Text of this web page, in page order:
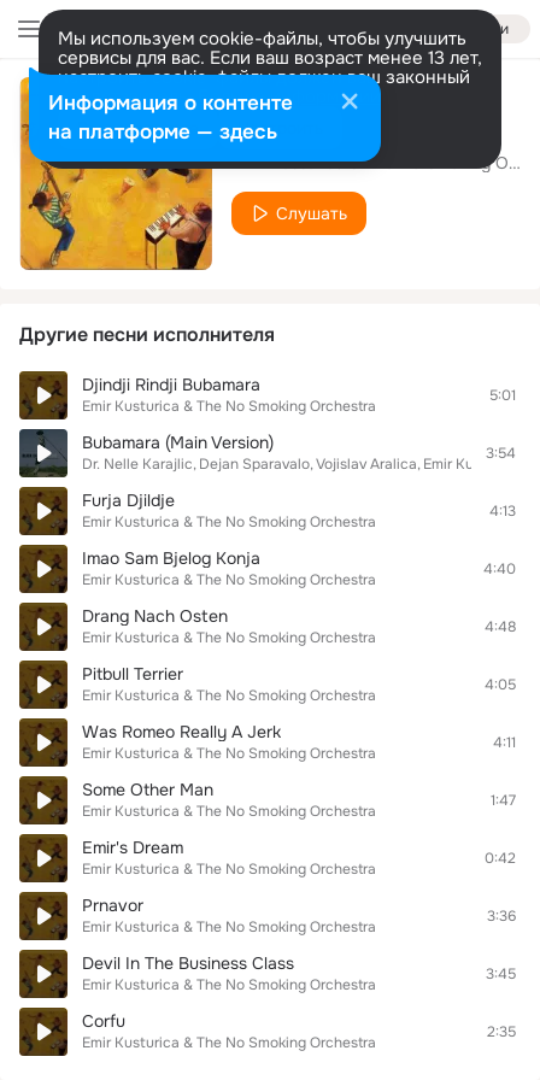
Войти
Мы используем cookie-файлы, чтобы улучшить
сервисы для вас. Если ваш возраст менее 13 лет,
настроить cookie-файлы должен ваш законный
представитель. Больше информации
Разрешить все Настроить
Unza Unza Time
Emir Kusturica & The No Smoking Orchestra
Слушать
Другие песни исполнителя
Djindji Rindji Bubamara
Emir Kusturica & The No Smoking Orchestra
5:01
Bubamara (Main Version)
Dr. Nelle Karajlic Dejan Sparavalo Vojislav Aralica Emir Kusturica &
3:54
Furja Djildje
Emir Kusturica & The No Smoking Orchestra
4:13
Imao Sam Bjelog Konja
Emir Kusturica & The No Smoking Orchestra
4:40
Drang Nach Osten
Emir Kusturica & The No Smoking Orchestra
4:48
Pitbull Terrier
Emir Kusturica & The No Smoking Orchestra
4:05
Was Romeo Really A Jerk
Emir Kusturica & The No Smoking Orchestra
4:11
Some Other Man
Emir Kusturica & The No Smoking Orchestra
1:47
Emir's Dream
Emir Kusturica & The No Smoking Orchestra
0:42
Prnavor
Emir Kusturica & The No Smoking Orchestra
3:36
Devil In The Business Class
Emir Kusturica & The No Smoking Orchestra
3:45
Corfu
Emir Kusturica & The No Smoking Orchestra
2:35
Информация о контенте
на платформе — здесь